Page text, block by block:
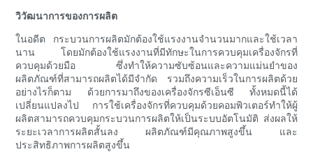
วิวัฒนาการของการผลิต
ในอดีต กระบวนการผลิตมักต้องใช้แรงงานจำนวนมากและใช้เวลา
นาน โดยมักต้องใช้แรงงานที่มีทักษะในการควบคุมเครื่องจักรที่
ควบคุมด้วยมือ ซึ่งทำให้ความซับซ้อนและความแม่นยำของ
ผลิตภัณฑ์ที่สามารถผลิตได้มีจำกัด รวมถึงความเร็วในการผลิตด้วย
อย่างไรก็ตาม ด้วยการมาถึงของเครื่องจักรซีเอ็นซี ทั้งหมดนี้ได้
เปลี่ยนแปลงไป การใช้เครื่องจักรที่ควบคุมด้วยคอมพิวเตอร์ทำให้ผู้
ผลิตสามารถควบคุมกระบวนการผลิตให้เป็นระบบอัตโนมัติ ส่งผลให้
ระยะเวลาการผลิตสั้นลง ผลิตภัณฑ์มีคุณภาพสูงขึ้น และ
ประสิทธิภาพการผลิตสูงขึ้น